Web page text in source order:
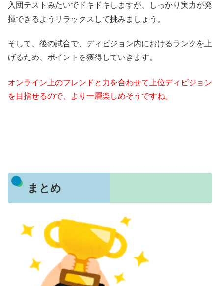
入団テストみたいでドキドキしますが、しっかり実力が発
揮できるようリラックスして挑みましょう。
そして、後の試合で、ディビジョン内におけるランクを上
げるため、ポイントを獲得していきます。
オンライン上のフレンドと力を合わせて上位ディビジョン
を目指せるので、より一層楽しめそうですね。
まとめ